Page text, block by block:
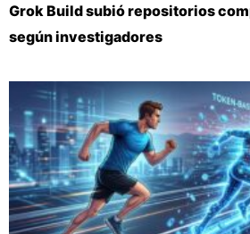
Grok Build subió repositorios
según investigadores